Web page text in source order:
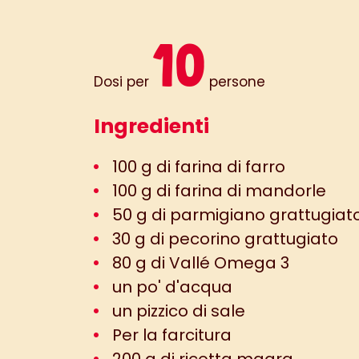
Dosi per 10 persone
Ingredienti
100 g di farina di farro
100 g di farina di mandorle
50 g di parmigiano
30 g di pecorino grattugiato
80 g di Vallé Omega 3
un po' d'acqua
un pizzico di sale
Per la farcitura